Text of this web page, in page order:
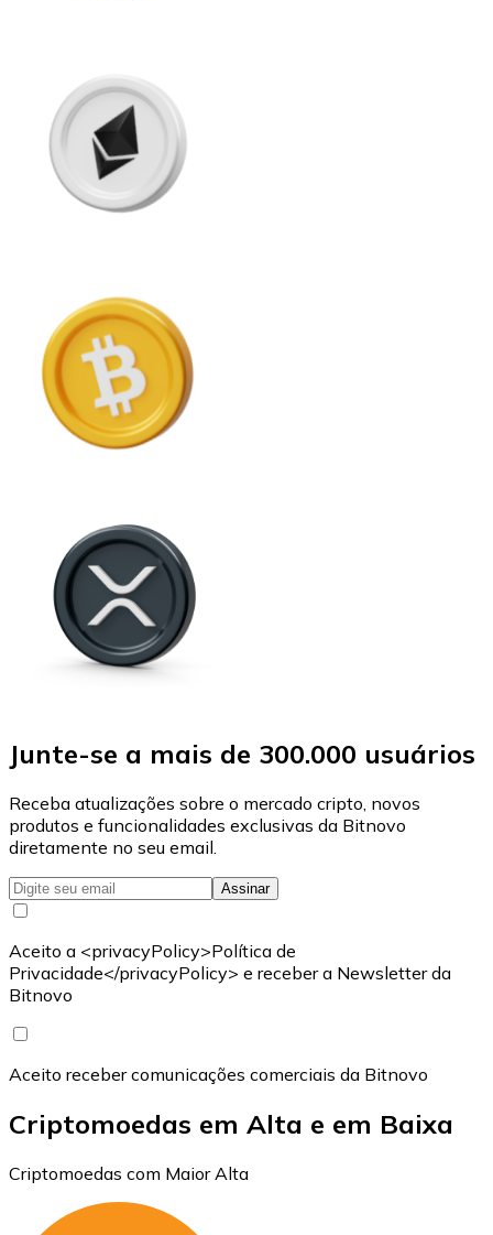
Junte-se a mais de 300.000 usuários
Receba atualizações sobre o mercado cripto, novos
produtos e funcionalidades exclusivas da Bitnovo
diretamente no seu email.
Assinar
Aceito a <privacyPolicy>Política de
Privacidade</privacyPolicy> e receber a Newsletter da
Bitnovo
Aceito receber comunicações comerciais da Bitnovo
Criptomoedas em Alta e em Baixa
Criptomoedas com Maior Alta